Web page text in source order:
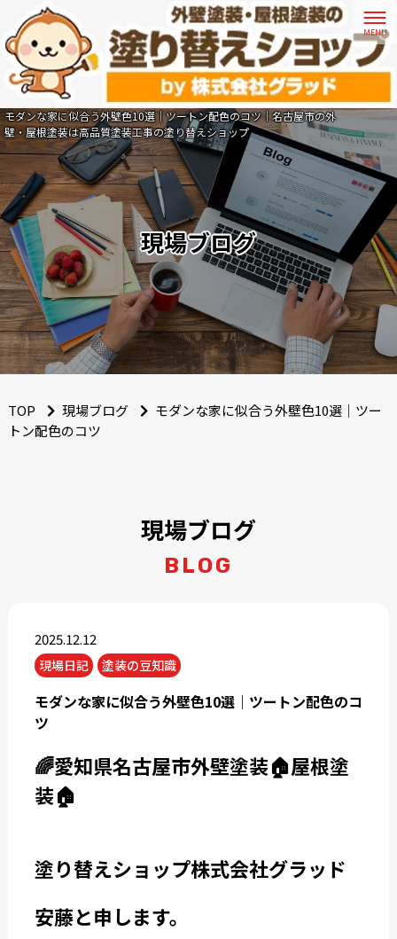
モダンな家に似合う外壁色10選｜ツートン配色のコツ｜名古屋市の外
壁・屋根塗装は高品質塗装工事の塗り替えショップ
現場ブログ
TOP 現場ブログ
モダンな家に似合う外壁色10選｜ツー
トン配色のコツ
現場ブログ
BLOG
2025.12.12
現場日記 塗装の豆知識
モダンな家に似合う外壁色10選｜ツートン配色のコ
ツ
🌈愛知県名古屋市外壁塗装🏠屋根塗
装🏠
塗り替えショップ株式会社グラッド
安藤と申します。